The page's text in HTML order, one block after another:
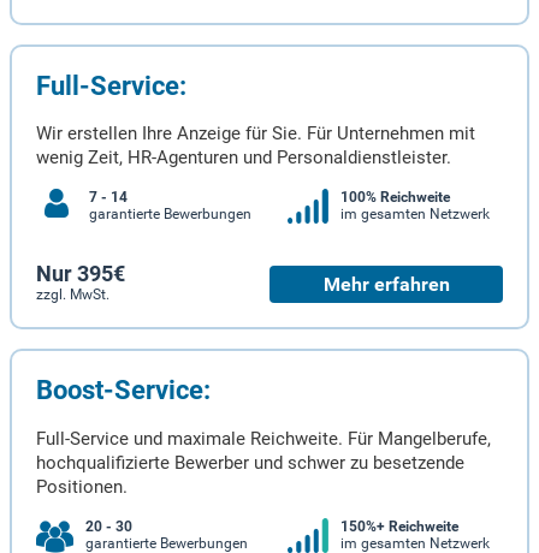
Full-Service:
Wir erstellen Ihre Anzeige für Sie. Für Unternehmen mit
wenig Zeit, HR-Agenturen und Personaldienstleister.
7 - 14
garantierte Bewerbungen
100% Reichweite
im gesamten Netzwerk
Nur 395€
zzgl. MwSt. Mehr erfahren
Boost-Service:
Full-Service und maximale Reichweite. Für Mangelberufe,
hochqualifizierte Bewerber und schwer zu besetzende
Positionen.
20 - 30
garantierte Bewerbungen
150%+ Reichweite
im gesamten Netzwerk